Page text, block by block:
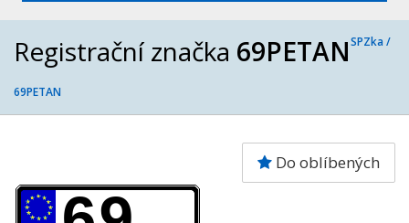
Registrační značka 69PETANSPZka /
69PETAN
Do oblíbených